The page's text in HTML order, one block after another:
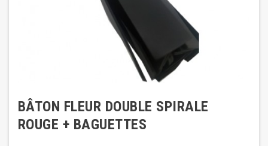
BÂTON FLEUR DOUBLE SPIRALE
ROUGE + BAGUETTES